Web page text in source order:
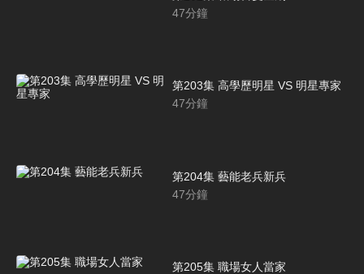
47分鐘
第203集 高學歷明星 VS 明星專家
47分鐘
第204集 藝能老兵新兵
47分鐘
第205集 職場女人當家